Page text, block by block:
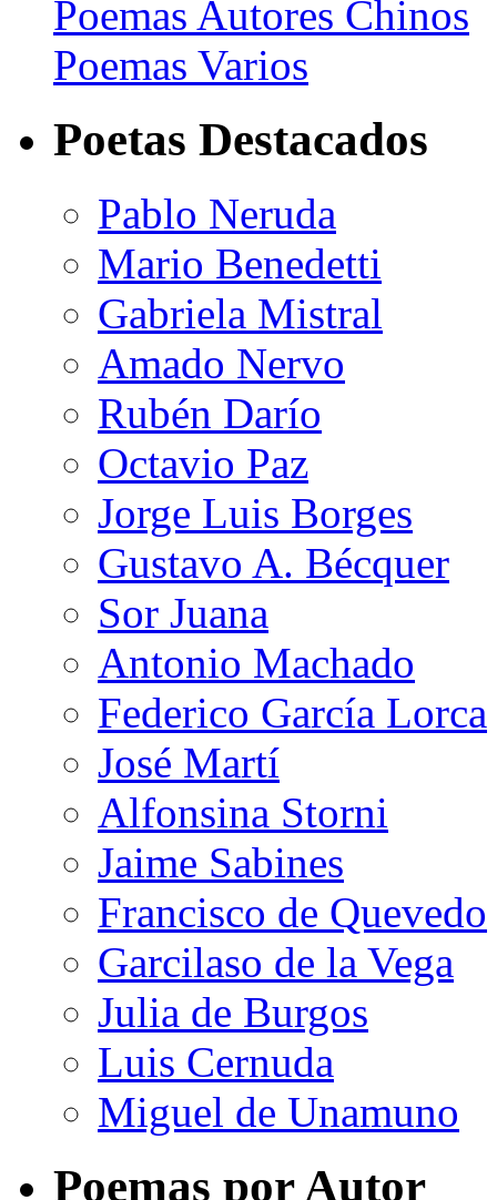
Poemas Autores Chinos
Poemas Varios
Poetas Destacados
Pablo Neruda
Mario Benedetti
Gabriela Mistral
Amado Nervo
Rubén Darío
Octavio Paz
Jorge Luis Borges
Gustavo A. Bécquer
Sor Juana
Antonio Machado
Federico García Lorca
José Martí
Alfonsina Storni
Jaime Sabines
Francisco de Quevedo
Garcilaso de la Vega
Julia de Burgos
Luis Cernuda
Miguel de Unamuno
Poemas por Autor